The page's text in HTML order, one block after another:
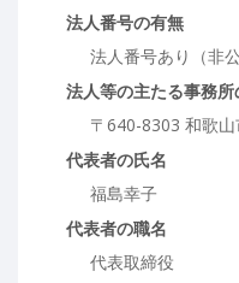
法人番号の有無
法人番号あり（非公
法人等の主たる事務
〒640-8303 和歌
代表者の氏名
福島幸子
代表者の職名
代表取締役